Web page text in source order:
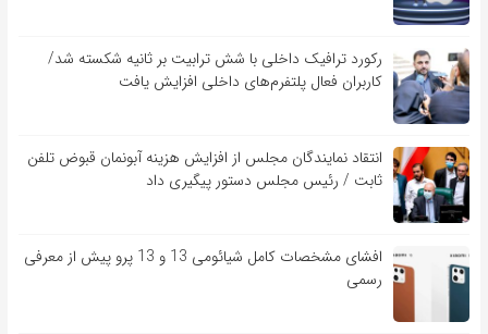
رکورد ترافیک داخلی با شش ترابیت بر ثانیه شکسته شد/
کاربران فعال پلتفرم‌های داخلی افزایش یافت
انتقاد نمایندگان مجلس از افزایش هزینه آبونمان قبوض تلفن
ثابت / رئیس مجلس دستور پیگیری داد
افشای مشخصات کامل شیائومی 13 و 13 پرو پیش از معرفی
رسمی